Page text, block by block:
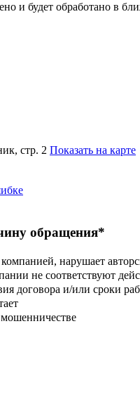
и будет обработано в
стр. 2 Показать на карте
обращения*
нарушает
не соответствуют
договора и/или сроки